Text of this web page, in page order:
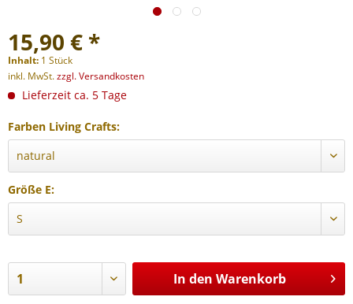
15,90 € *
Inhalt: 1 Stück
inkl. MwSt.zzgl. Versandkosten
Lieferzeit ca. 5 Tage
Farben Living Crafts:
Größe E:
In den Warenkorb